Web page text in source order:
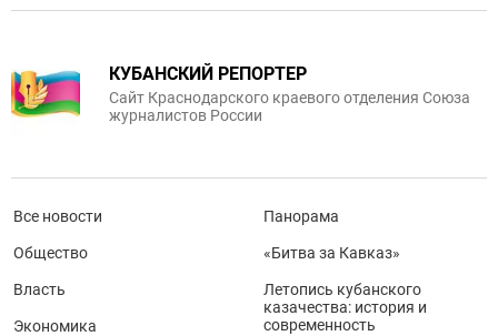
КУБАНСКИЙ РЕПОРТЕР
Сайт Краснодарского краевого отделения Союза
журналистов России
Все новости
Общество
Власть
Экономика
Панорама
«Битва за Кавказ»
Летопись кубанского
казачества: история и
современность